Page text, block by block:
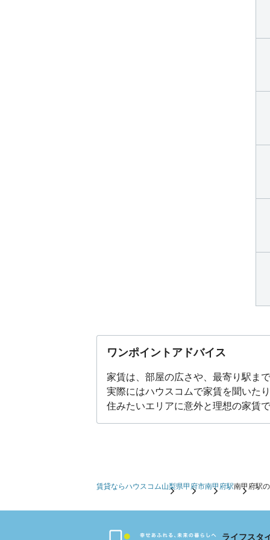
ワンポイントアドバイス
家賃は、部屋の広さや、最寄り駅ま
実際にはハウスコムで家賃を聞いた
住みたいエリアに意外と理想の家賃
賃貸ならハウスコム山梨県甲府市南甲府駅南甲府駅
ライフスタ